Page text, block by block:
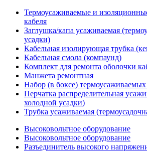
Термоусаживаемые и
кабеля
Заглушка/капа усаживаемая
усадки)
Кабельная изолирующая трубка
Кабельная смола (компаунд)
Комплект для ремонта оболочки
Манжета ремонтная
Набор (в боксе) термоусаживаемых
Перчатка распределительная
холодной усадки)
Трубка усаживаемая
Высоковольтное оборудование
Высоковольтное оборудование
Разъединитель высокого